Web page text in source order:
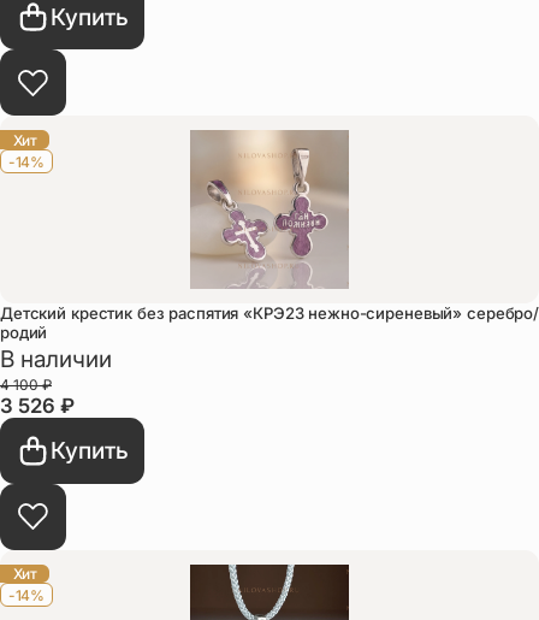
Купить
Хит
-14%
Детский крестик без распятия «КРЭ23 нежно-сиреневый» серебро/
родий
В наличии
3 526 ₽
4 100₽
Купить
Хит
-14%